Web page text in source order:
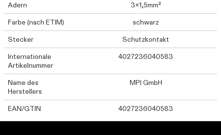
Adern
3x1,5mm²
Farbe (nach ETIM)
schwarz
Stecker
Schutzkontakt
Internationale
Artikelnummer
4027236040583
Name des
Herstellers
MPI GmbH
EAN/GTIN 4027236040583